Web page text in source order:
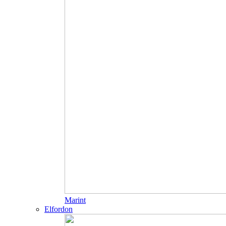
Marint
Elfordon